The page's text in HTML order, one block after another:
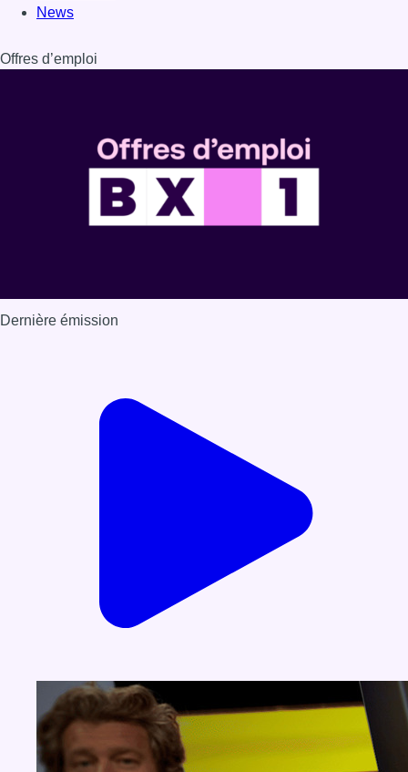
News
Offres d’emploi
Dernière émission